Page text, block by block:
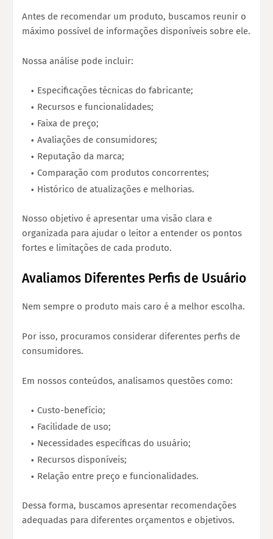
Antes de recomendar um produto, buscamos reunir o
máximo possível de informações disponíveis sobre ele.
Nossa análise pode incluir:
Especificações técnicas do fabricante;
Recursos e funcionalidades;
Faixa de preço;
Avaliações de consumidores;
Reputação da marca;
Comparação com produtos concorrentes;
Histórico de atualizações e melhorias.
Nosso objetivo é apresentar uma visão clara e
organizada para ajudar o leitor a entender os pontos
fortes e limitações de cada produto.
Avaliamos Diferentes Perfis de Usuário
Nem sempre o produto mais caro é a melhor escolha.
Por isso, procuramos considerar diferentes perfis de
consumidores.
Em nossos conteúdos, analisamos questões como:
Custo-benefício;
Facilidade de uso;
Necessidades específicas do usuário;
Recursos disponíveis;
Relação entre preço e funcionalidades.
Dessa forma, buscamos apresentar recomendações
adequadas para diferentes orçamentos e objetivos.